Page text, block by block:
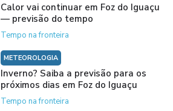
Calor vai continuar em Foz do Iguaçu
— previsão do tempo
Tempo na fronteira
METEOROLOGIA
Inverno? Saiba a previsão para os
próximos dias em Foz do Iguaçu
Tempo na fronteira